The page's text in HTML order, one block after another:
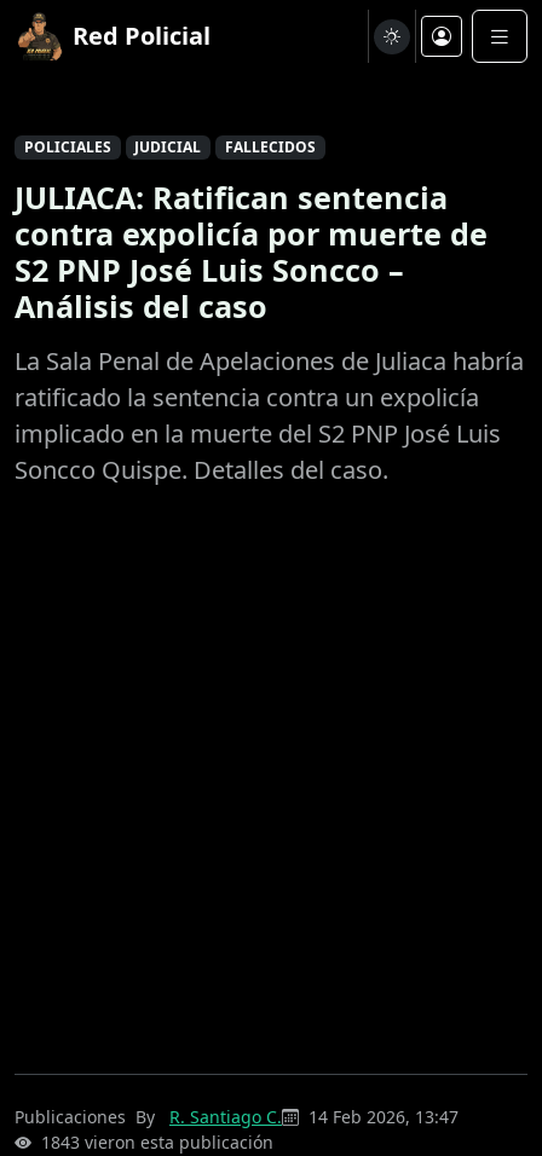
Red Policial
POLICIALES JUDICIAL FALLECIDOS
JULIACA: Ratifican sentencia
contra expolicía por muerte de
S2 PNP José Luis Soncco –
Análisis del caso
La Sala Penal de Apelaciones de Juliaca habría
ratificado la sentencia contra un expolicía
implicado en la muerte del S2 PNP José Luis
Soncco Quispe. Detalles del caso.
Publicaciones By R. Santiago C.
14 Feb 2026, 13:47
1843 vieron esta publicación